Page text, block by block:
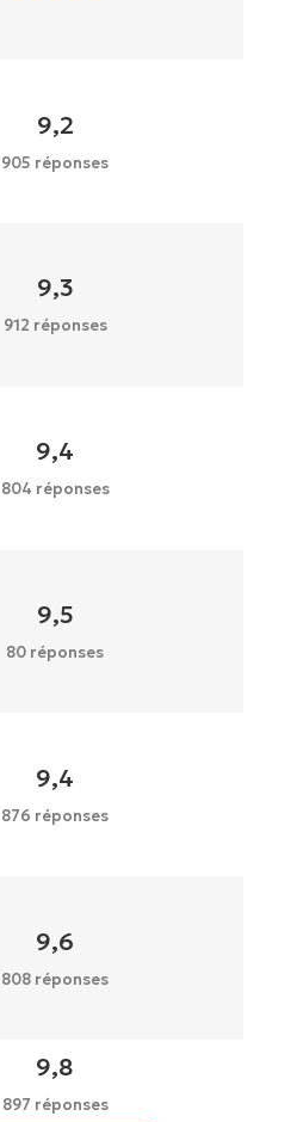
9,2
905 réponses
9,3
912 réponses
9,4
804 réponses
9,5
80 réponses
9,4
876 réponses
9,6
808 réponses
9,8
897 réponses